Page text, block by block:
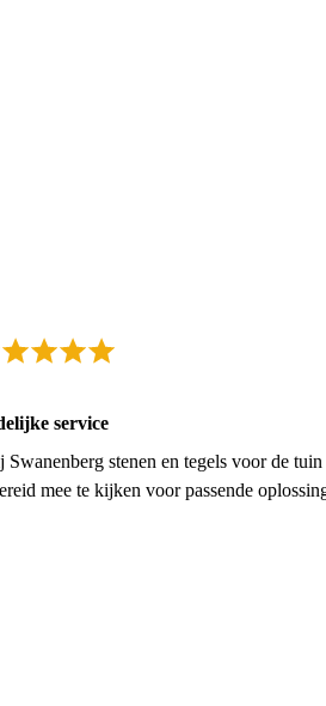
service
Swanenberg stenen en tegels voor de
mee te kijken voor passende